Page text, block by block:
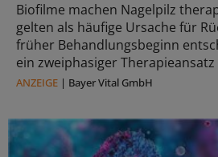
Biofilme machen Nagelpilz
gelten als häufige Ursache für
früher Behandlungsbeginn
ein zweiphasiger
ANZEIGE | Bayer Vital GmbH